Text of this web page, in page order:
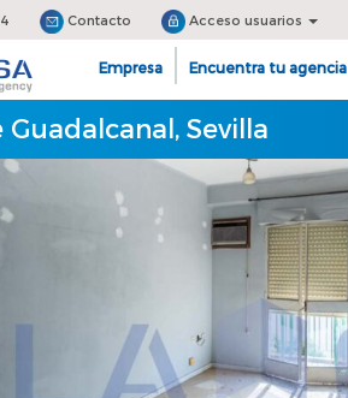
Contacto Acceso usuarios
Empresa Encuentra tu agencia
Guadalcanal, Sevilla